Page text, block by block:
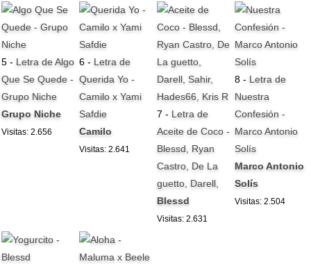
5 - Letra de Algo
Que Se Quede -
Grupo Niche
Grupo Niche
Visitas: 2.656
6 - Letra de
Querida Yo -
Camilo x Yami
Safdie
Camilo
Visitas: 2.641
7 - Letra de
Aceite de Coco -
Blessd, Ryan
Castro, De La
guetto, Darell,
Blessd
Visitas: 2.631
8 - Letra de
Nuestra
Confesión -
Marco Antonio
Solís
Marco Antonio
Solís
Visitas: 2.504